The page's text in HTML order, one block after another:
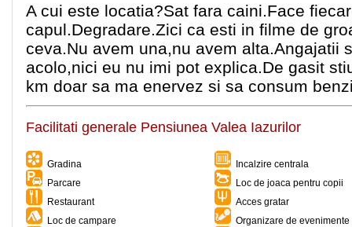
A cui este locatia?Sat fara caini.Face
capul.Degradare.Zici ca esti in filme de
ceva.Nu avem una,nu avem alta.Angajatii
acolo,nici eu nu imi pot explica.De gasit
km doar sa ma enervez si sa consum
Facilitati generale Pensiunea Valea Iazurilor
Gradina
Incalzire centrala
Parcare
Loc de joaca pentru copii
Restaurant
Acces gratar
Loc de campare
Organizare de